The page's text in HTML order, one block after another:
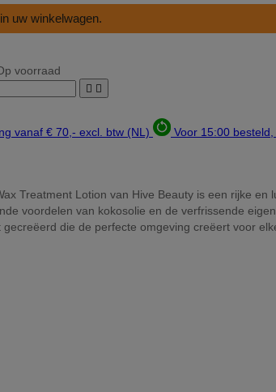
uw winkelwagen.
voorraad
 
vanaf € 70,- excl. btw (NL) Voor 15:00
Treatment Lotion van Hive Beauty is een rijke
voordelen van kokosolie en de verfrissende
die de perfecte omgeving creëert voor